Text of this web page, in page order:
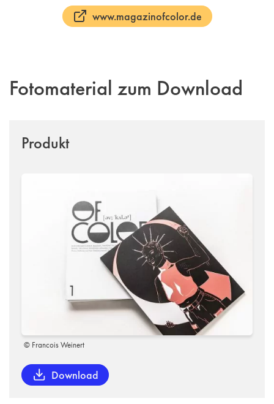
www.magazinofcolor.de
Fotomaterial zum Download
Produkt
© Francois Weinert
Download